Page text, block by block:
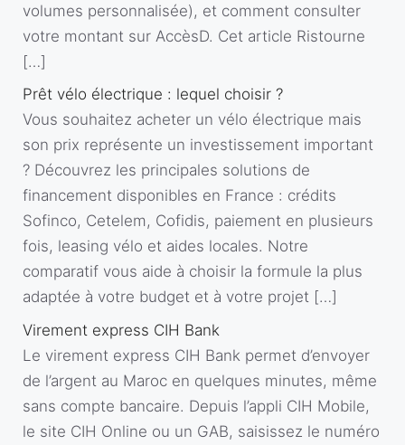
volumes personnalisée), et comment consulter
votre montant sur AccèsD. Cet article Ristourne
[…]
Prêt vélo électrique : lequel choisir ?
Vous souhaitez acheter un vélo électrique mais
son prix représente un investissement important
? Découvrez les principales solutions de
financement disponibles en France : crédits
Sofinco, Cetelem, Cofidis, paiement en plusieurs
fois, leasing vélo et aides locales. Notre
comparatif vous aide à choisir la formule la plus
adaptée à votre budget et à votre projet […]
Virement express CIH Bank
Le virement express CIH Bank permet d’envoyer
de l’argent au Maroc en quelques minutes, même
sans compte bancaire. Depuis l’appli CIH Mobile,
le site CIH Online ou un GAB, saisissez le numéro